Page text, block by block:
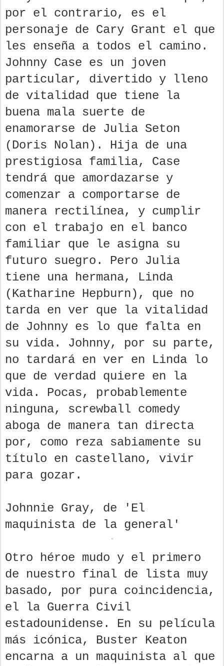
por el contrario, es el
personaje de Cary Grant el que
les enseña a todos el camino.
Johnny Case es un joven
particular, divertido y lleno
de vitalidad que tiene la
buena mala suerte de
enamorarse de Julia Seton
(Doris Nolan). Hija de una
prestigiosa familia, Case
tendrá que amordazarse y
comenzar a comportarse de
manera rectilínea, y cumplir
con el trabajo en el banco
familiar que le asigna su
futuro suegro. Pero Julia
tiene una hermana, Linda
(Katharine Hepburn), que no
tarda en ver que la vitalidad
de Johnny es lo que falta en
su vida. Johnny, por su parte,
no tardará en ver en Linda lo
que de verdad quiere en la
vida. Pocas, probablemente
ninguna, screwball comedy
aboga de manera tan directa
por, como reza sabiamente su
título en castellano, vivir
para gozar.
Johnnie Gray, de 'El
maquinista de la general'
Otro héroe mudo y el primero
de nuestro final de lista muy
basado, por pura coincidencia,
el la Guerra Civil
estadounidense. En su película
más icónica, Buster Keaton
encarna a un maquinista al que